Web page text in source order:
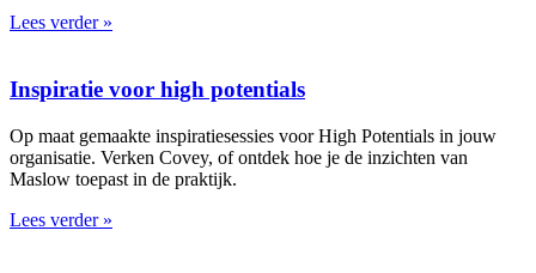
Lees verder »
Inspiratie voor high potentials
Op maat gemaakte inspiratiesessies voor High Potentials in jouw
organisatie. Verken Covey, of ontdek hoe je de inzichten van
Maslow toepast in de praktijk.
Lees verder »